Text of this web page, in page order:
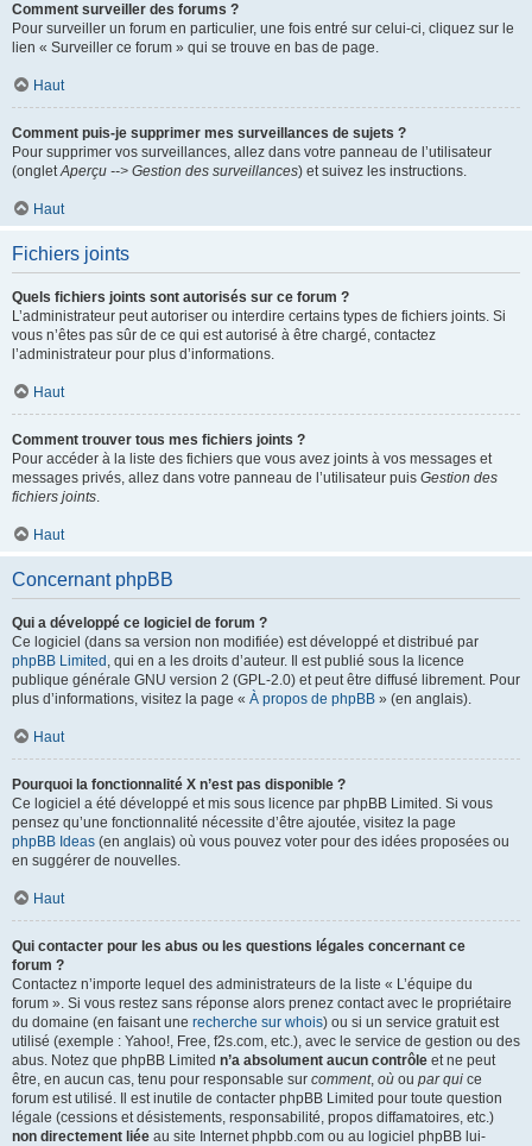
Comment surveiller des forums ?
Pour surveiller un forum en particulier, une fois entré sur celui-ci, cliquez sur le
lien « Surveiller ce forum » qui se trouve en bas de page.
Haut
Comment puis-je supprimer mes surveillances de sujets ?
Pour supprimer vos surveillances, allez dans votre panneau de l’utilisateur
(ongletAperçu --> Gestion des surveillances) et suivez les instructions.
Haut
Fichiers joints
Quels fichiers joints sont autorisés sur ce forum ?
L’administrateur peut autoriser ou interdire certains types de fichiers joints. Si
vous n’êtes pas sûr de ce qui est autorisé à être chargé, contactez
l’administrateur pour plus d’informations.
Haut
Comment trouver tous mes fichiers joints ?
Pour accéder à la liste des fichiers que vous avez joints à vos messages et
messages privés, allez dans votre panneau de l’utilisateur puis Gestion des
fichiers joints.
Haut
Concernant phpBB
Qui a développé ce logiciel de forum ?
Ce logiciel (dans sa version non modifiée) est développé et distribué par
phpBB Limited , qui en a les droits d’auteur. Il est publié sous la licence
publique générale GNU version 2 (GPL-2.0) et peut être diffusé librement. Pour
plus d’informations, visitez la page « À propos de phpBB » (en anglais).
Haut
Pourquoi la fonctionnalité X n’est pas disponible ?
Ce logiciel a été développé et mis sous licence par phpBB Limited. Si vous
pensez qu’une fonctionnalité nécessite d’être ajoutée, visitez la page
phpBB Ideas (en anglais) où vous pouvez voter pour des idées proposées ou
en suggérer de nouvelles.
Haut
Qui contacter pour les abus ou les questions légales concernant ce
forum ?
Contactez n’importe lequel des administrateurs de la liste « L’équipe du
forum ». Si vous restez sans réponse alors prenez contact avec le propriétaire
du domaine (en faisant une recherche sur whois) ou si un service gratuit est
utilisé (exemple : Yahoo!, Free, f2s.com, etc.), avec le service de gestion ou des
abus. Notez que phpBB Limited n’a absolument aucun contrôle et ne peut
être, en aucun cas, tenu pour responsable sur comment, où ou par qui ce
forum est utilisé. Il est inutile de contacter phpBB Limited pour toute question
légale (cessions et désistements, responsabilité, propos diffamatoires, etc.)
non directement liée au site Internet phpbb.com ou au logiciel phpBB lui-